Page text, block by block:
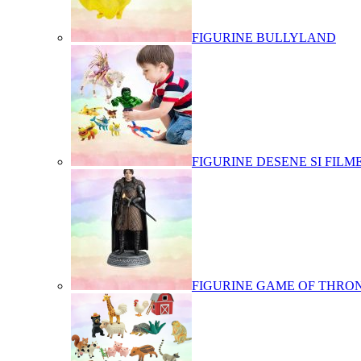
FIGURINE BULLYLAND
FIGURINE DESENE SI
FIGURINE GAME OF